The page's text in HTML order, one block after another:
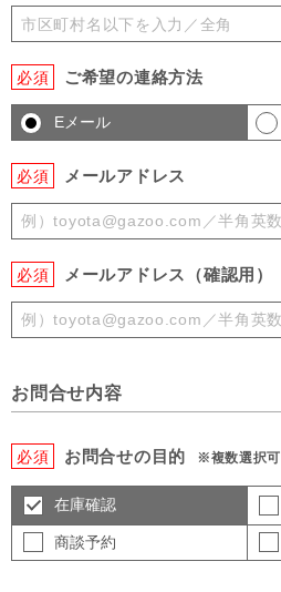
必須 ご希望の連絡方法
Eメール
必須 メールアドレス
必須 メールアドレス（確認用）
お問合せ内容
必須 お問合せの目的 ※複数選択可
在庫確認
商談予約